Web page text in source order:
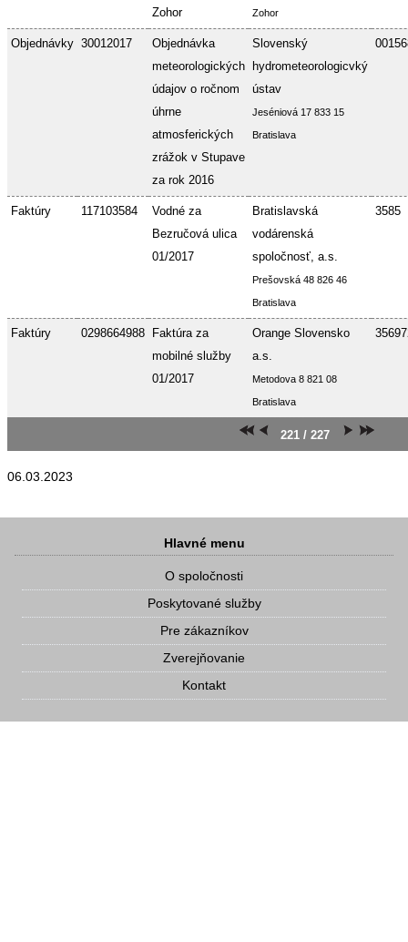
Zohor Zohor
Objednávky 30012017
Objednávka
meteorologických
údajov o ročnom
úhrne
atmosferických
zrážok v Stupave
za rok 2016
Slovenský
hydrometeorologicvký
ústav
Jeséniová 17 833 15
Bratislava
Faktúry 117103584
Vodné za
Bezručová ulica
01/2017
Bratislavská
vodárenská
spoločnosť, a.s.
Prešovská 48 826 46
Bratislava
3585
Faktúry 0298664988
Faktúra za
mobilné služby
01/2017
Orange Slovensko
a.s.
Metodova 8 821 08
Bratislava
221 / 227
06.03.2023
Hlavné menu
O spoločnosti
Poskytované služby
Pre zákazníkov
Zverejňovanie
Kontakt